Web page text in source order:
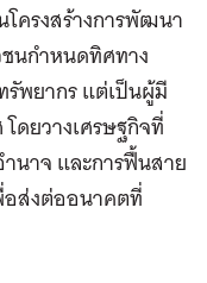
โครงสร้างการพัฒนา
นกำหนดทิศทาง
รัพยากร แต่เป็นผู้มี
ดยวางเศรษฐกิจที่
นาจ และการฟื้นสาย
อส่งต่ออนาคตที่